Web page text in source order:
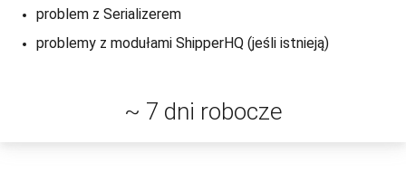
problem z Serializerem
problemy z modułami ShipperHQ (jeśli istnieją)
~ 7 dni robocze